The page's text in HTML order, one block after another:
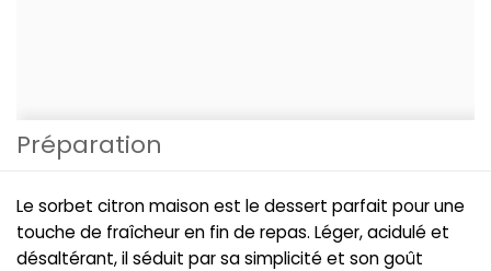
Préparation
Le sorbet citron maison est le dessert parfait pour une
touche de fraîcheur en fin de repas. Léger, acidulé et
désaltérant, il séduit par sa simplicité et son goût